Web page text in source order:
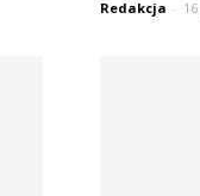
Redakcja -